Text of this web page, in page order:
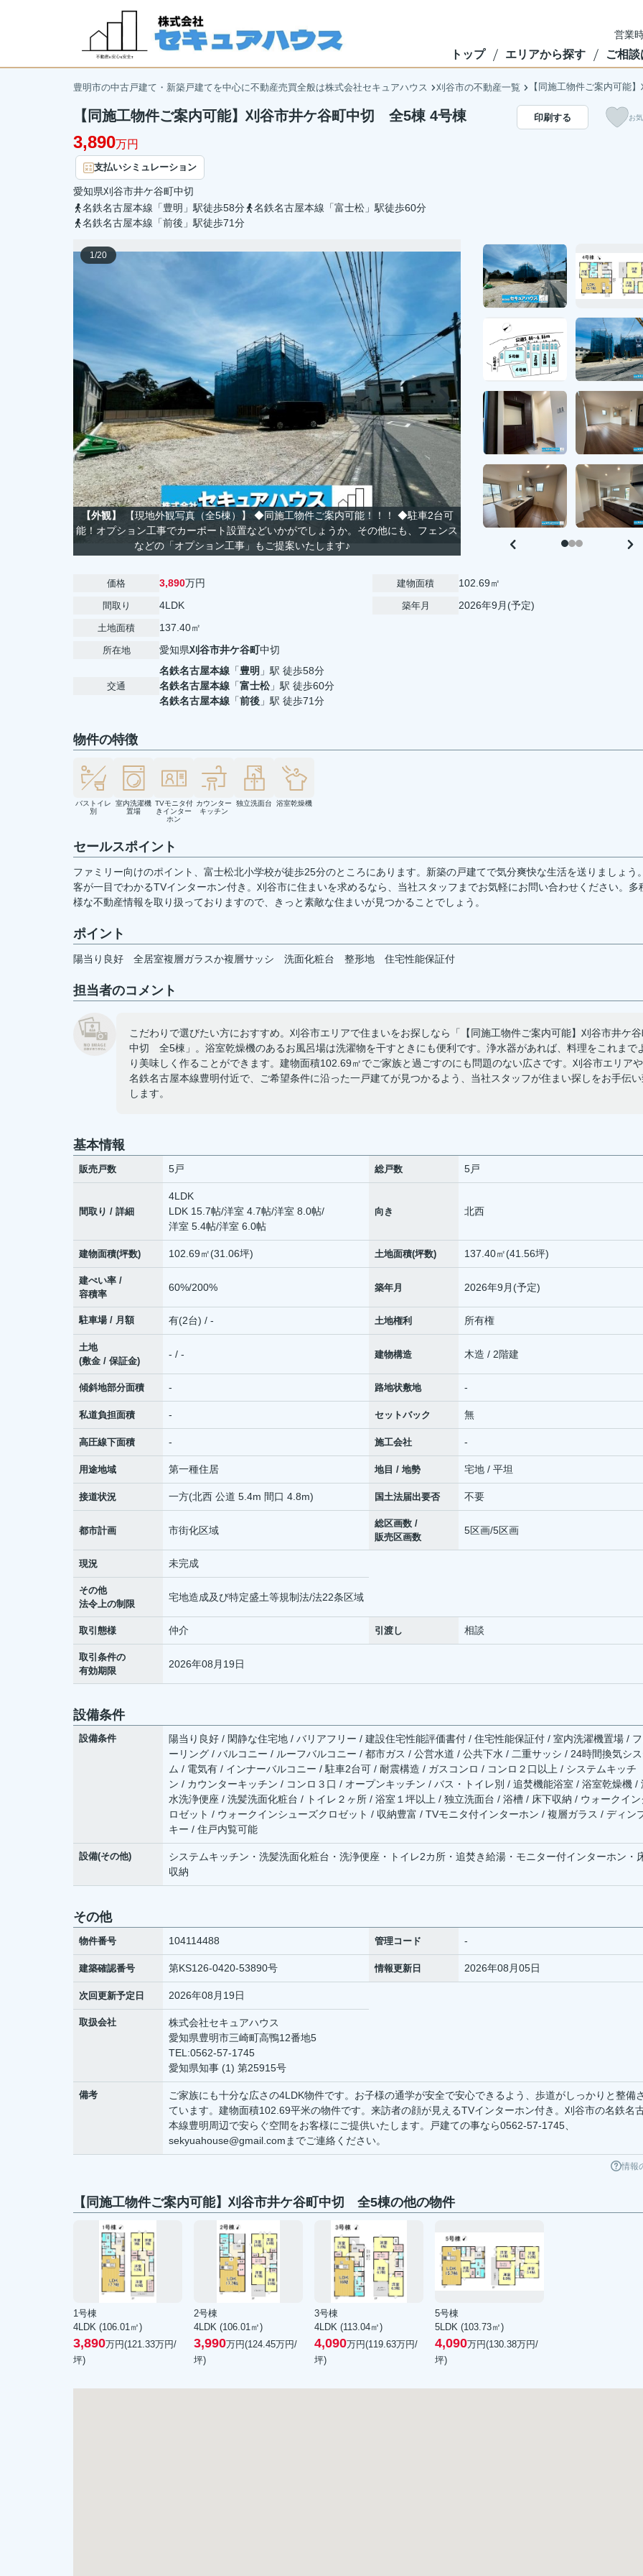
営業
トップ エリアから探す ご相談
豊明市の中古戸建て・新築戸建てを中心に不動産売買全般は株式会社セキュアハウス 刈谷市の不動産一覧 【同施工物件ご案内可能
【同施工物件ご案内可能】刈谷市井ケ谷町中切 全5棟 4号棟
3,890万円
支払いシミュレーション
愛知県刈谷市井ケ谷町中切
名鉄名古屋本線「豊明」駅徒歩58分
名鉄名古屋本線「富士松」駅徒歩60分
名鉄名古屋本線「前後」駅徒歩71分
印刷する お
1/20
【外観】
【現地外観写真（全5棟）】 ◆同施工物件ご案内可能！！！ ◆駐車2台可
能！オプション工事でカーポート設置などいかがでしょうか。その他にも、フェンス
などの「オプション工事」もご提案いたします♪
価格 3,890万円
間取り 4LDK
土地面積 137.40㎡
所在地 愛知県刈谷市井ケ谷町中切
交通
名鉄名古屋本線 「豊明 」駅 徒歩58分
名鉄名古屋本線 「富士松」駅 徒歩60分
名鉄名古屋本線 「前後 」駅 徒歩71分
建物面積 102.69㎡
築年月 2026年9月(予定)
物件の特徴
バストイレ
別
室内洗濯機
置場
TVモニタ付
きインター
ホン
カウンター
キッチン
独立洗面台 浴室乾燥機
セールスポイント
ファミリー向けのポイント、富士松北小学校が徒歩25分のところにあります。新築の戸建てで気分爽快な生活を送りましょう
客が一目でわかるTVインターホン付き。刈谷市に住まいを求めるなら、当社スタッフまでお気軽にお問い合わせください。多
様な不動産情報を取り扱っておりますので、きっと素敵な住まいが見つかることでしょう。
ポイント
陽当り良好 全居室複層ガラスか複層サッシ 洗面化粧台 整形地 住宅性能保証付
担当者のコメント
こだわりで選びたい方におすすめ。刈谷市エリアで住まいをお探しなら「【同施工物件ご案内可能】刈谷市井ケ
中切 全5棟」。浴室乾燥機のあるお風呂場は洗濯物を干すときにも便利です。浄水器があれば、料理をこれまで
り美味しく作ることができます。建物面積102.69㎡でご家族と過ごすのにも問題のない広さです。刈谷市エリアや
名鉄名古屋本線豊明付近で、ご希望条件に沿った一戸建てが見つかるよう、当社スタッフが住まい探しをお手伝
します。
基本情報
販売戸数 5戸 総戸数 5戸
間取り / 詳細
4LDK
LDK 15.7帖/洋室 4.7帖/洋室 8.0帖/
洋室 5.4帖/洋室 6.0帖
向き 北西
建物面積(坪数) 102.69㎡(31.06坪) 土地面積(坪数) 137.40㎡(41.56坪)
建ぺい率 /
容積率
60%/200% 築年月 2026年9月(予定)
駐車場 / 月額 有(2台) / - 土地権利 所有権
土地
(敷金 / 保証金)
- / - 建物構造 木造 / 2階建
傾斜地部分面積 - 路地状敷地 -
私道負担面積 - セットバック 無
高圧線下面積 - 施工会社 -
用途地域 第一種住居 地目 / 地勢 宅地 / 平坦
接道状況 一方(北西 公道 5.4m 間口 4.8m) 国土法届出要否 不要
都市計画 市街化区域
総区画数 /
販売区画数
5区画/5区画
現況 未完成
その他
法令上の制限
宅地造成及び特定盛土等規制法/法22条区域
取引態様 仲介 引渡し 相談
取引条件の
有効期限
2026年08月19日
設備条件
設備条件
陽当り良好 / 閑静な住宅地 / バリアフリー / 建設住宅性能評価書付 / 住宅性能保証付 / 室内洗濯機置場 / フ
ーリング / バルコニー / ルーフバルコニー / 都市ガス / 公営水道 / 公共下水 / 二重サッシ / 24時間換気シ
ム / 電気有 / インナーバルコニー / 駐車2台可 / 耐震構造 / ガスコンロ / コンロ２口以上 / システムキッチ
ン / カウンターキッチン / コンロ３口 / オープンキッチン / バス・トイレ別 / 追焚機能浴室 / 浴室乾燥機 /
水洗浄便座 / 洗髪洗面化粧台 / トイレ２ヶ所 / 浴室１坪以上 / 独立洗面台 / 浴槽 / 床下収納 / ウォークイン
ロゼット / ウォークインシューズクロゼット / 収納豊富 / TVモニタ付インターホン / 複層ガラス / ディン
キー / 住戸内覧可能
設備(その他)
システムキッチン・洗髪洗面化粧台・洗浄便座・トイレ2カ所・追焚き給湯・モニター付インターホン・
収納
その他
物件番号 104114488 管理コード -
建築確認番号 第KS126-0420-53890号 情報更新日 2026年08月05日
次回更新予定日 2026年08月19日
取扱会社
株式会社セキュアハウス
愛知県豊明市三崎町高鴨12番地5
TEL:0562-57-1745
愛知県知事 (1) 第25915号
備考
ご家族にも十分な広さの4LDK物件です。お子様の通学が安全で安心できるよう、歩道がしっかりと整備
ています。建物面積102.69平米の物件です。来訪者の顔が見えるTVインターホン付き。刈谷市の名鉄名
本線豊明周辺で安らぐ空間をお客様にご提供いたします。戸建ての事なら0562-57-1745、
sekyuahouse@gmail.comまでご連絡ください。
情報
【同施工物件ご案内可能】刈谷市井ケ谷町中切 全5棟の他の物件
1号棟
4LDK (106.01㎡)
3,890万円(121.33万円/
坪)
2号棟
4LDK (106.01㎡)
3,990万円(124.45万円/
坪)
3号棟
4LDK (113.04㎡)
4,090万円(119.63万円/
坪)
5号棟
5LDK (103.73㎡)
4,090万円(130.38万円/
坪)